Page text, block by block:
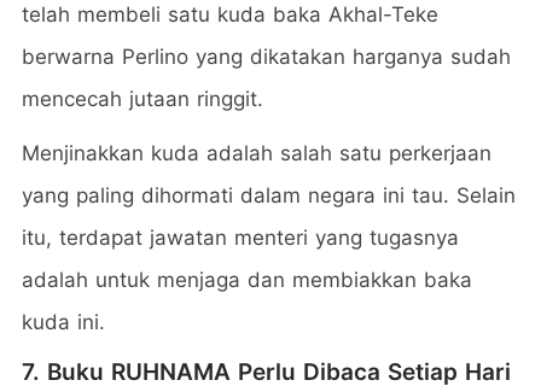
telah membeli satu kuda baka Akhal-Teke
berwarna Perlino yang dikatakan harganya sudah
mencecah jutaan ringgit.
Menjinakkan kuda adalah salah satu perkerjaan
yang paling dihormati dalam negara ini tau. Selain
itu, terdapat jawatan menteri yang tugasnya
adalah untuk menjaga dan membiakkan baka
kuda ini.
7. Buku RUHNAMA Perlu Dibaca Setiap Hari